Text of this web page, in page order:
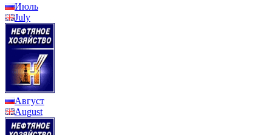
Июль
July
Август
August